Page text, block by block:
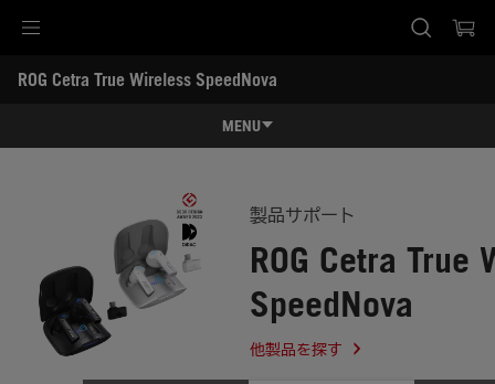
Skip to content
Accessibility Help
Skip to Menu
ASUS Footer
ROG Cetra True Wireless SpeedNova
MENU
レビュー記事 / 動画
ギャラリー
サポート
製品サポート
ROG Cetra True
SpeedNova
他製品を探す